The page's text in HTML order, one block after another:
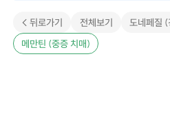
< 뒤로가기 전체보기
도네페질
메만틴 (중증 치매)